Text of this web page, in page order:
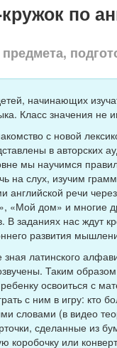
по
начинающих
Класс значения не
с новой
в авторских
мы научимся
на слух, изучим
английской речи
«Мой дом» и многие
В заданиях нас ждут
развития
латинского
Таким
освоиться с
с ним в игру: кто
словами (в видео
сделанные из
коробочку или